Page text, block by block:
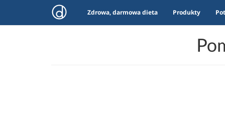
Zdrowa, darmowa dieta Produkty